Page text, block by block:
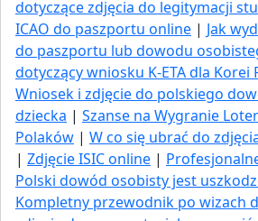
dotyczące zdjęcia do legitymacji
ICAO do paszportu online | Jak
do paszportu lub dowodu
dotyczący wniosku K-ETA dla Korei
Wniosek i zdjęcie do polskiego
dziecka | Szanse na Wygranie
Polaków | W co się ubrać do
| Zdjęcie ISIC online |
Polski dowód osobisty jest
Kompletny przewodnik po wizach